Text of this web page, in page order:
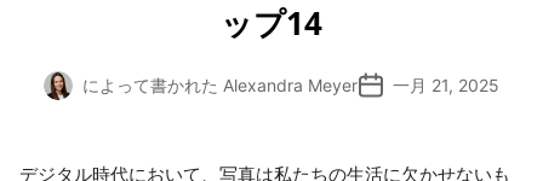
ップ14
によって書かれた Alexandra Meyer 一月 21, 2025
デジタル時代において、写真は私たちの生活に欠かせないも